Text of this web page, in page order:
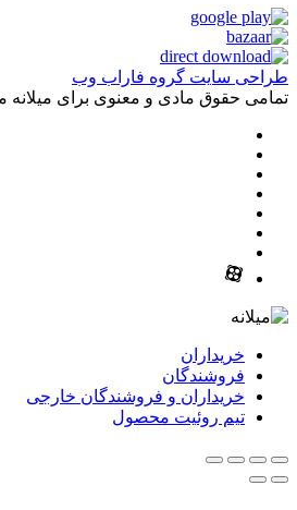
طراحی سایت گروه فاراب وب
تمامی حقوق مادی و معنوی برای میلانه
خریداران
فروشندگان
خریداران و فروشندگان خارجی
تیم روئیت محصول